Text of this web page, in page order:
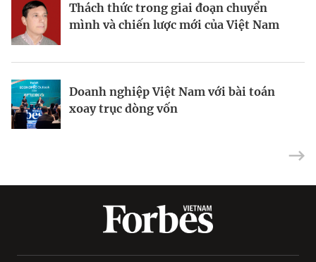
Thách thức trong giai đoạn chuyển
mình và chiến lược mới của Việt Nam
Doanh nghiệp Việt Nam với bài toán
xoay trục dòng vốn
Từ hài hòa đến hưng thịnh: Phụ nữ
trong tầm nhìn kinh tế của Canada tại
Siêu dự án tìm bệ phóng khi xoay trục
tăng trưởng
Viết lại chiến lược kinh doanh trong
thời đại bất định
Vũng Tàu – “điểm tựa vịnh biển” để
TP.HCM vươn tầm châu Á